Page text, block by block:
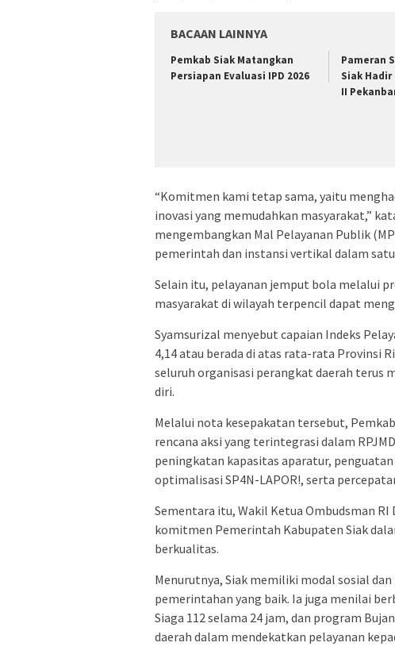
BACAAN LAINNYA
Pemkab Siak Matangkan
Persiapan Evaluasi IPD 2026
Pameran
Siak Hadir
II
“Komitmen kami tetap sama, yaitu
inovasi yang memudahkan masyarakat,”
mengembangkan Mal Pelayanan Publik
pemerintah dan instansi vertikal dalam
Selain itu, pelayanan jemput bola melalui
masyarakat di wilayah terpencil dapat
Syamsurizal menyebut capaian Indeks
4,14 atau berada di atas rata-rata Provinsi
seluruh organisasi perangkat daerah terus
diri.
Melalui nota kesepakatan tersebut,
rencana aksi yang terintegrasi dalam
peningkatan kapasitas aparatur,
optimalisasi SP4N-LAPOR!, serta
Sementara itu, Wakil Ketua Ombudsman RI
komitmen Pemerintah Kabupaten Siak
berkualitas.
Menurutnya, Siak memiliki modal sosial
pemerintahan yang baik. Ia juga menilai
Siaga 112 selama 24 jam, dan program
daerah dalam mendekatkan pelayanan